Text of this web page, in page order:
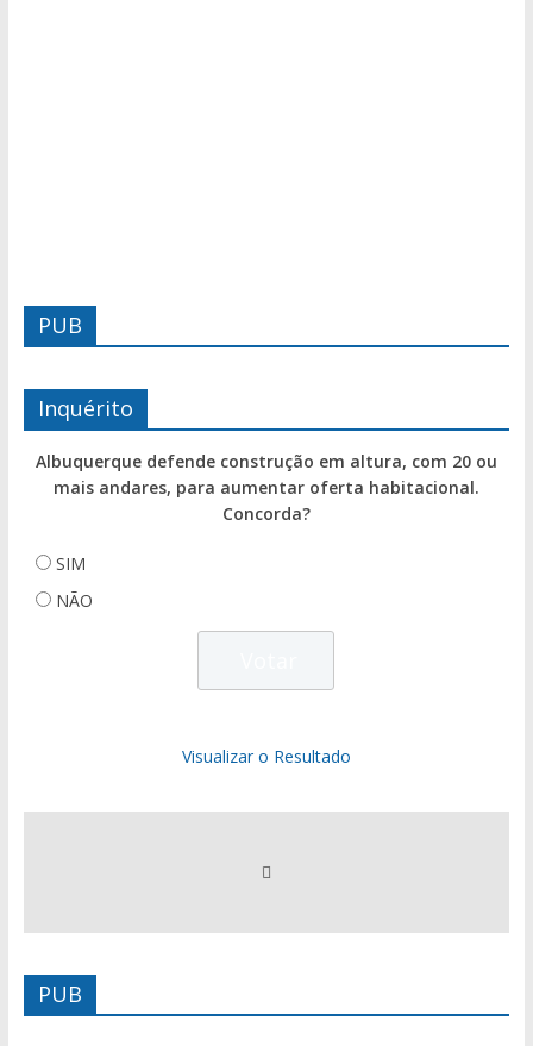
PUB
Inquérito
Albuquerque defende construção em altura, com 20 ou
mais andares, para aumentar oferta habitacional.
Concorda?
SIM
NÃO
Visualizar o Resultado
PUB